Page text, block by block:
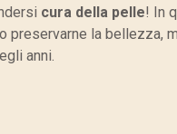
cura della pelle! In
preservarne la bellezza,
anni.